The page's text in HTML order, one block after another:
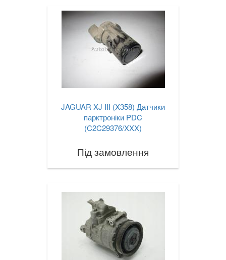
JAGUAR XJ III (X358) Датчики
парктроніки PDC
(C2C29376/XXX)
Під замовлення